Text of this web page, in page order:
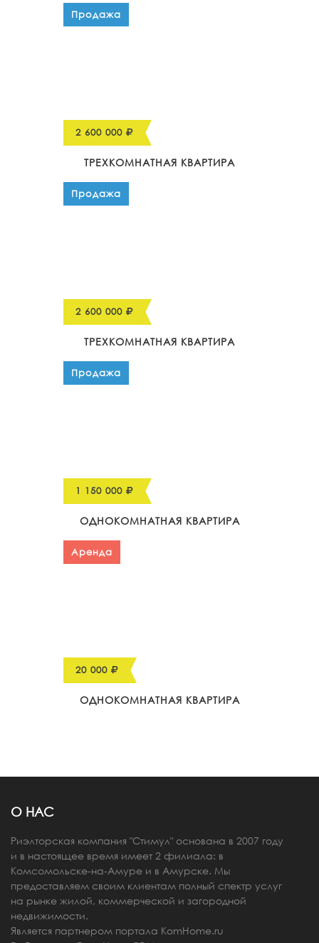
Продажа
2 600 000
ТРЕХКОМНАТНАЯ КВАРТИРА
Продажа
2 600 000
ТРЕХКОМНАТНАЯ КВАРТИРА
Продажа
1 150 000
ОДНОКОМНАТНАЯ КВАРТИРА
Аренда
20 000
ОДНОКОМНАТНАЯ КВАРТИРА
О НАС
Риэлторская компания "Стимул" основана в 2007 году
и в настоящее время имеет 2 филиала: в
Комсомольске-на-Амуре и в Амурске. Мы
предоставляем своим клиентам полный спектр услуг
на рынке жилой, коммерческой и загородной
недвижимости.
Является партнером портала KomHome.ru